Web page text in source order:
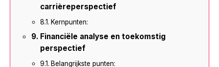
carrièreperspectief
Kernpunten:
Financiële analyse en toekomstig
perspectief
Belangrijkste punten: